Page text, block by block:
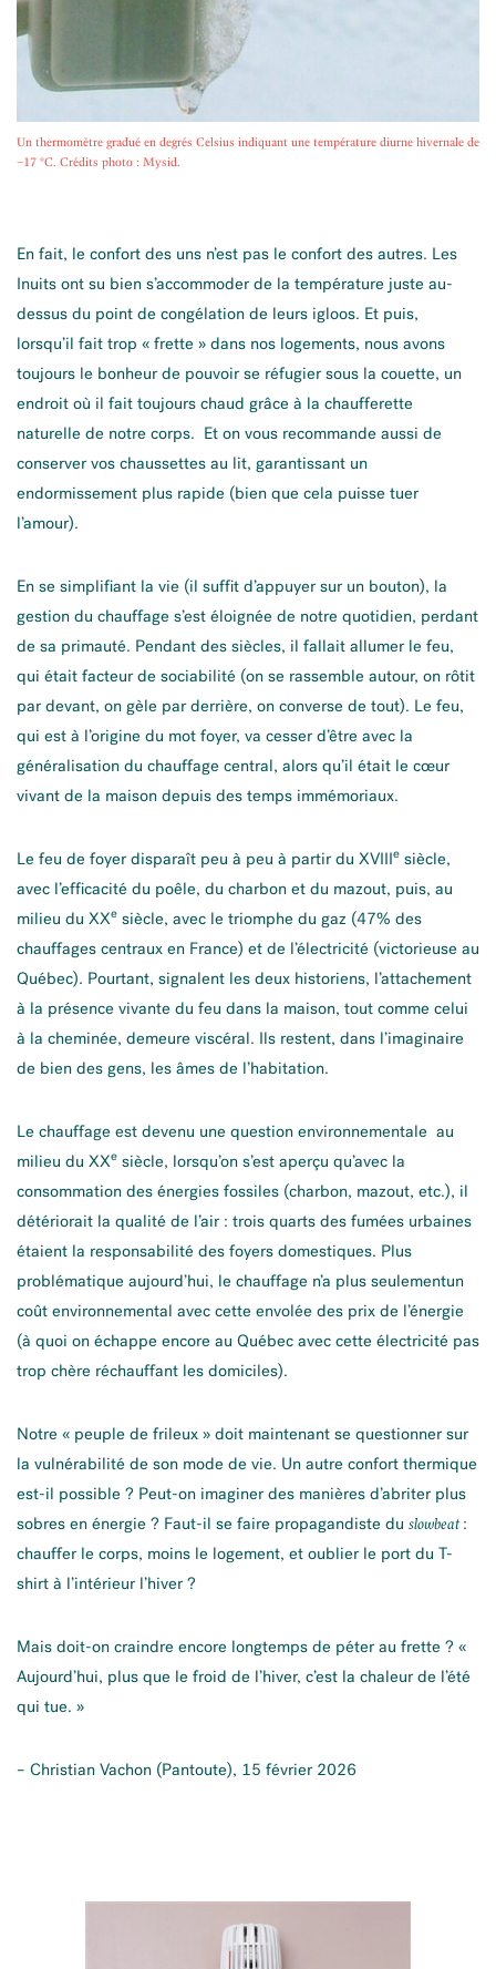
Un thermomètre gradué en degrés Celsius indiquant une température diurne hivernale de
−17 °C. Crédits photo : Mysid.
En fait, le confort des uns n’est pas le confort des autres. Les
Inuits ont su bien s’accommoder de la température juste au-
dessus du point de congélation de leurs igloos. Et puis,
lorsqu’il fait trop « frette » dans nos logements, nous avons
toujours le bonheur de pouvoir se réfugier sous la couette, un
endroit où il fait toujours chaud grâce à la chaufferette
naturelle de notre corps. Et on vous recommande aussi de
conserver vos chaussettes au lit, garantissant un
endormissement plus rapide (bien que cela puisse tuer
l’amour).
En se simplifiant la vie (il suffit d’appuyer sur un bouton), la
gestion du chauffage s’est éloignée de notre quotidien, perdant
de sa primauté. Pendant des siècles, il fallait allumer le feu,
qui était facteur de sociabilité (on se rassemble autour, on rôtit
par devant, on gèle par derrière, on converse de tout). Le feu,
qui est à l’origine du mot foyer, va cesser d’être avec la
généralisation du chauffage central, alors qu’il était le cœur
vivant de la maison depuis des temps immémoriaux.
Le feu de foyer disparaît peu à peu à partir du XVIIIe siècle,
avec l’efficacité du poêle, du charbon et du mazout, puis, au
milieu du XXe siècle, avec le triomphe du gaz (47% des
chauffages centraux en France) et de l’électricité (victorieuse au
Québec). Pourtant, signalent les deux historiens, l’attachement
à la présence vivante du feu dans la maison, tout comme celui
à la cheminée, demeure viscéral. Ils restent, dans l’imaginaire
de bien des gens, les âmes de l’habitation.
Le chauffage est devenu une question environnementale au
milieu du XXe siècle, lorsqu’on s’est aperçu qu’avec la
consommation des énergies fossiles (charbon, mazout, etc.), il
détériorait la qualité de l’air : trois quarts des fumées urbaines
étaient la responsabilité des foyers domestiques. Plus
problématique aujourd’hui, le chauffage n’a plus seulementun
coût environnemental avec cette envolée des prix de l’énergie
(à quoi on échappe encore au Québec avec cette électricité pas
trop chère réchauffant les domiciles).
Notre « peuple de frileux » doit maintenant se questionner sur
la vulnérabilité de son mode de vie. Un autre confort thermique
est-il possible ? Peut-on imaginer des manières d’abriter plus
sobres en énergie ? Faut-il se faire propagandiste du slowbeat:
chauffer le corps, moins le logement, et oublier le port du T-
shirt à l’intérieur l’hiver ?
Mais doit-on craindre encore longtemps de péter au frette ? «
Aujourd’hui, plus que le froid de l’hiver, c’est la chaleur de l’été
qui tue. »
– Christian Vachon (Pantoute), 15 février 2026